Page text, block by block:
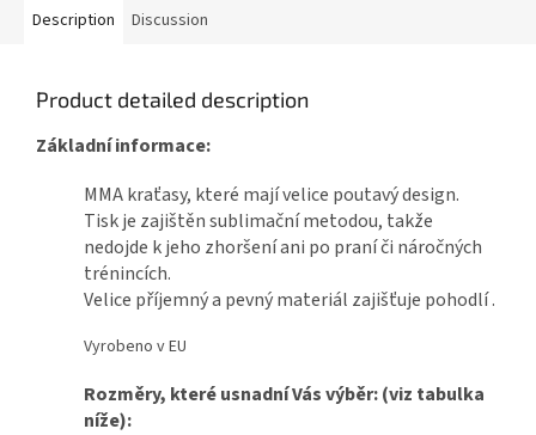
Description Discussion
Product detailed description
Základní informace:
MMA kraťasy, které mají velice poutavý design.
Tisk je zajištěn sublimační metodou, takže
nedojde k jeho zhoršení ani po praní či náročných
trénincích.
Velice příjemný a pevný materiál zajišťuje pohodlí .
Vyrobeno v EU
Rozměry, které usnadní Vás výběr: (viz tabulka
níže):